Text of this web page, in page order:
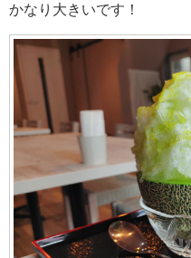
かなり大きいです！